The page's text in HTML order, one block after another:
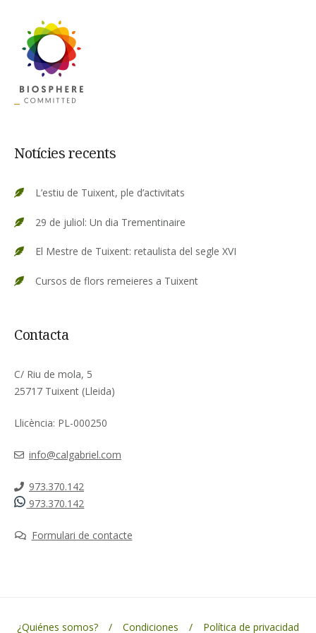
Notícies recents
L’estiu de Tuixent, ple d’activitats
29 de juliol: Un dia Trementinaire
El Mestre de Tuixent: retaulista del segle XVI
Cursos de flors remeieres a Tuixent
Contacta
C/ Riu de mola, 5
25717 Tuixent (Lleida)
Llicència: PL-000250
info@calgabriel.com
973.370.142
973.370.142
Formulari de contacte
¿Quiénes somos? Condiciones Política de privacidad